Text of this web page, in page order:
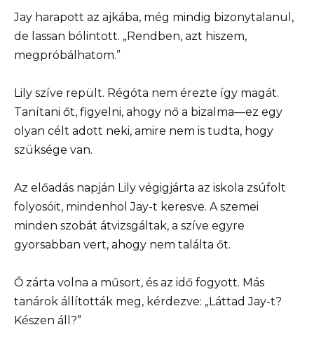
Jay harapott az ajkába, még mindig bizonytalanul,
de lassan bólintott. „Rendben, azt hiszem,
megpróbálhatom.”
Lily szíve repült. Régóta nem érezte így magát.
Tanítani őt, figyelni, ahogy nő a bizalma—ez egy
olyan célt adott neki, amire nem is tudta, hogy
szüksége van.
Az előadás napján Lily végigjárta az iskola zsúfolt
folyosóit, mindenhol Jay-t keresve. A szemei
minden szobát átvizsgáltak, a szíve egyre
gyorsabban vert, ahogy nem találta őt.
Ő zárta volna a műsort, és az idő fogyott. Más
tanárok állították meg, kérdezve: „Láttad Jay-t?
Készen áll?”